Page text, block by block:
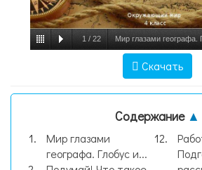
1 / 22 Мир глазами географа.
класс, слайд №1
Скачать
Содержание ▲
Мир глазами
географа. Глобус и...